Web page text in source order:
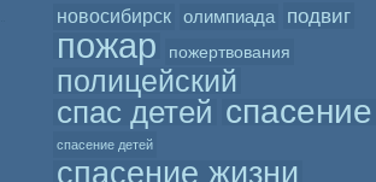
новосибирск олимпиада подвиг
пожар пожертвования
полицейский
спас детей спасение
спасение детей
спасение жизни